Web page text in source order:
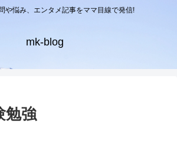
や悩み、エンタメ記事をママ目線で発信!
mk-blog
勉強